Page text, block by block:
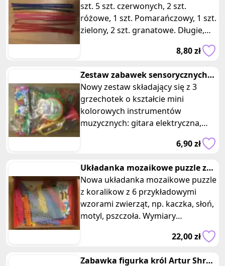
szt. 5 szt. czerwonych, 2 szt.
różowe, 1 szt. Pomarańczowy, 1 szt.
zielony, 2 szt. granatowe. Długie,
8,80 zł
Zestaw zabawek sensorycznych
grzechotek instrumenty muzyka
Nowy zestaw składający się z 3
grzechotek o kształcie mini
kolorowych instrumentów
muzycznych: gitara elektryczna,
6,90 zł
Układanka mozaikowe puzzle z
koralikow zwierzeta
Nowa układanka mozaikowe puzzle
z koralikow z 6 przykładowymi
wzorami zwierząt, np. kaczka, słoń,
motyl, pszczoła. Wymiary
22,00 zł
Zabawka figurka król Artur Shrek